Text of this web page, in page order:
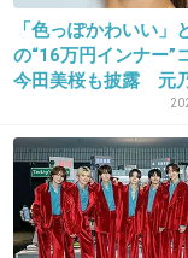
可愛らしかっ
たの。
と負け惜しみ
「色っぽかわいい」
の“16万円インナー”
今田美桜も披露 元